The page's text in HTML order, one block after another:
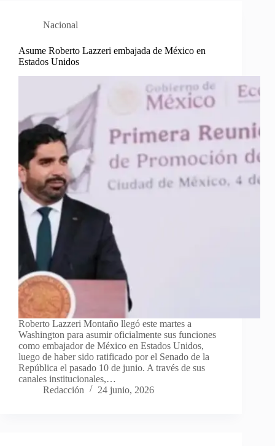
Nacional
Asume Roberto Lazzeri embajada de México en
Estados Unidos
Roberto Lazzeri Montaño llegó este martes a
Washington para asumir oficialmente sus funciones
como embajador de México en Estados Unidos,
luego de haber sido ratificado por el Senado de la
República el pasado 10 de junio. A través de sus
canales institucionales,…
Redacción
24 junio, 2026